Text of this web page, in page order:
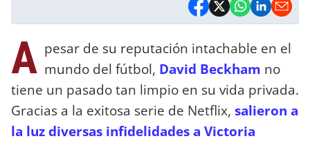
A pesar de su reputación intachable en el
mundo del fútbol, David Beckham no
tiene un pasado tan limpio en su vida privada.
Gracias a la exitosa serie de Netflix, salieron a
la luz diversas infidelidades a Victoria